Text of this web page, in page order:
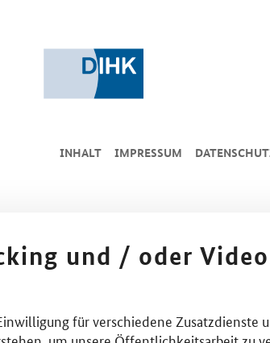
INHALT IMPRESSUM
und / oder
für verschiedene